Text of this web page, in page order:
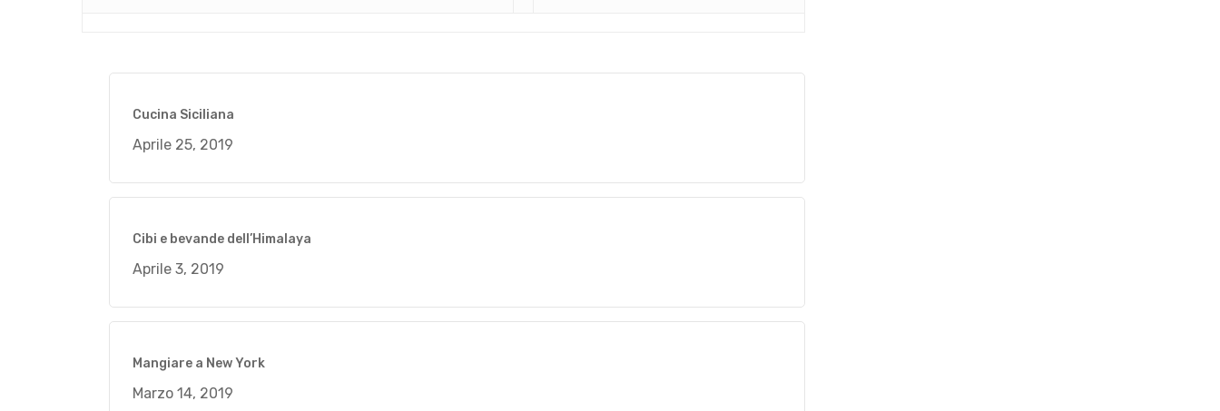
Cucina Siciliana
Aprile 25, 2019
Cibi e bevande dell’Himalaya
Aprile 3, 2019
Mangiare a New York
Marzo 14, 2019